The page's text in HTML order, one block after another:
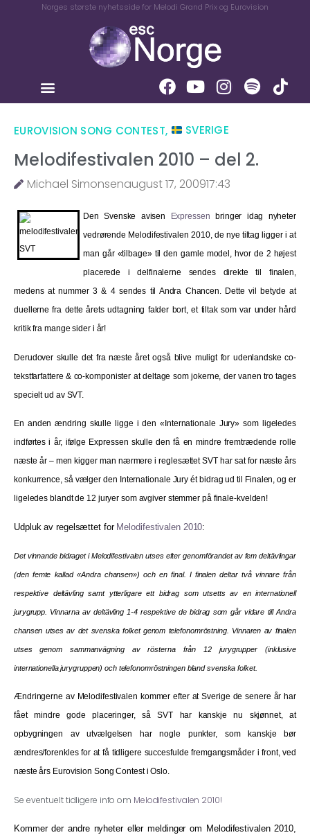
Norges største nyhetsside for Melodi Grand Prix og Eurovision
EUROVISION SONG CONTEST, SVERIGE
Melodifestivalen 2010 – del 2.
Michael Simonsenaugust 17, 200917:43
Den Svenske avisen Expressen bringer idag nyheter
vedrørende Melodifestivalen 2010, de nye tiltag ligger i at
man går «tilbage» til den gamle model, hvor de 2 højest
placerede i delfinalerne sendes direkte til finalen,
medens at nummer 3 & 4 sendes til Andra Chancen. Dette vil betyde at
duellerne fra dette årets udtagning falder bort, et tiltak som var under hård
kritik fra mange sider i år!
Derudover skulle det fra næste året også blive muligt for udenlandske co-
tekstfarfattere & co-komponister at deltage som jokerne, der vanen tro tages
specielt ud av SVT.
En anden ændring skulle ligge i den «Internationale Jury» som ligeledes
indførtes i år, ifølge Expressen skulle den få en mindre fremtrædende rolle
næste år – men kigger man nærmere i reglesættet SVT har sat for næste års
konkurrence, så vælger den Internationale Jury ét bidrag ud til Finalen, og er
ligeledes blandt de 12 juryer som avgiver stemmer på finale-kvelden!
Udpluk av regelsættet for Melodifestivalen 2010:
Det vinnande bidraget i Melodifestivalen utses efter genomförandet av fem deltävlingar
(den femte kallad «Andra chansen») och en final. I finalen deltar två vinnare från
respektive deltävling samt ytterligare ett bidrag som utsetts av en internationell
jurygrupp. Vinnarna av deltävling 1-4 respektive de bidrag som går vidare till Andra
chansen utses av det svenska folket genom telefonomröstning. Vinnaren av finalen
utses genom sammanvägning av rösterna från 12 jurygrupper (inklusive
internationella jurygruppen) och telefonomröstningen bland svenska folket.
Ændringerne av Melodifestivalen kommer efter at Sverige de senere år har
fået mindre gode placeringer, så SVT har kanskje nu skjønnet, at
opbygningen av utvælgelsen har nogle punkter, som kanskje bør
ændres/forenkles for at få tidligere succesfulde fremgangsmåder i front, ved
næste års Eurovision Song Contest i Oslo.
Se eventuelt tidligere info om Melodifestivalen 2010!
Kommer der andre nyheter eller meldinger om Melodifestivalen 2010,